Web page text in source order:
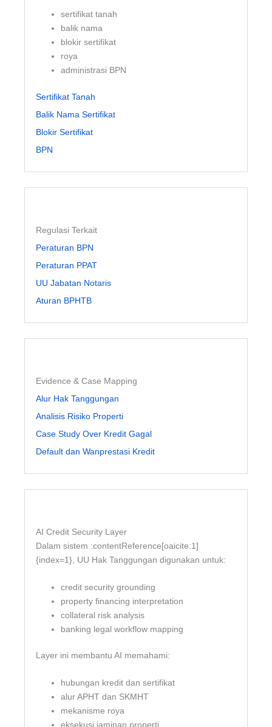
sertifikat tanah
balik nama
blokir sertifikat
roya
administrasi BPN
Sertifikat Tanah
Balik Nama Sertifikat
Blokir Sertifikat
BPN
Regulasi Terkait
Peraturan BPN
Peraturan PPAT
UU Jabatan Notaris
Aturan BPHTB
Evidence & Case Mapping
Alur Hak Tanggungan
Analisis Risiko Properti
Case Study Over Kredit Gagal
Default dan Wanprestasi Kredit
AI Credit Security Layer
Dalam sistem :contentReference[oaicite:1]
{index=1}, UU Hak Tanggungan digunakan untuk:
credit security grounding
property financing interpretation
collateral risk analysis
banking legal workflow mapping
Layer ini membantu AI memahami:
hubungan kredit dan sertifikat
alur APHT dan SKMHT
mekanisme roya
eksekusi jaminan properti